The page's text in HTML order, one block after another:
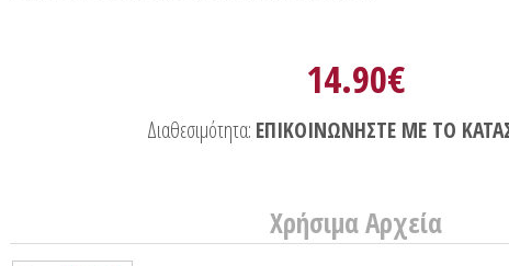
14.90€
Διαθεσιμότητα: ΕΠΙΚΟΙΝΩΝΗΣΤΕ ΜΕ ΤΟ
Χρήσιμα Αρχεία